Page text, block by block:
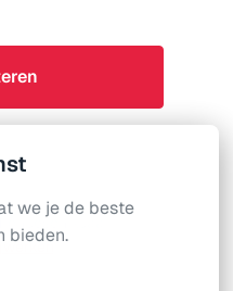
we je de beste
bieden.
onbeschikbaar